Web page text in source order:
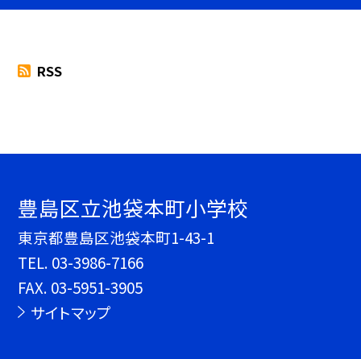
RSS
豊島区立池袋本町小学校
東京都豊島区池袋本町1-43-1
TEL. 03-3986-7166
FAX. 03-5951-3905
サイトマップ